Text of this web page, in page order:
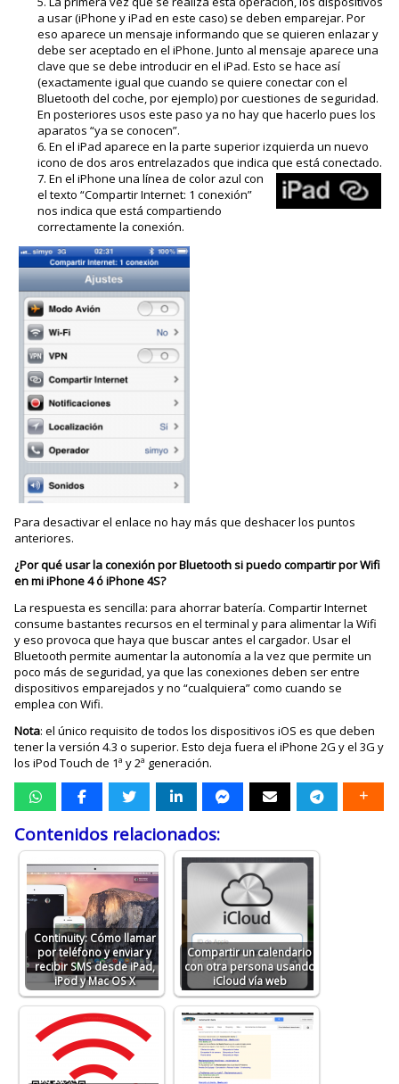
a usar (iPhone y iPad en este caso) se deben emparejar. Por
eso aparece un mensaje informando que se quieren enlazar y
debe ser aceptado en el iPhone. Junto al mensaje aparece una
clave que se debe introducir en el iPad. Esto se hace así
(exactamente igual que cuando se quiere conectar con el
Bluetooth del coche, por ejemplo) por cuestiones de seguridad.
En posteriores usos este paso ya no hay que hacerlo pues los
aparatos “ya se conocen”.
En el iPad aparece en la parte superior izquierda un nuevo
icono de dos aros entrelazados que indica que está conectado.
En el iPhone una línea de color azul con
el texto “Compartir Internet: 1 conexión”
nos indica que está compartiendo
correctamente la conexión.
Para desactivar el enlace no hay más que deshacer los puntos
anteriores.
¿Por qué usar la conexión por Bluetooth si puedo compartir por Wifi
en mi iPhone 4 ó iPhone 4S?
La respuesta es sencilla: para ahorrar batería. Compartir Internet
consume bastantes recursos en el terminal y para alimentar la Wifi
y eso provoca que haya que buscar antes el cargador. Usar el
Bluetooth permite aumentar la autonomía a la vez que permite un
poco más de seguridad, ya que las conexiones deben ser entre
dispositivos emparejados y no “cualquiera” como cuando se
emplea con Wifi.
Nota: el único requisito de todos los dispositivos iOS es que deben
tener la versión 4.3 o superior. Esto deja fuera el iPhone 2G y el 3G y
los iPod Touch de 1ª y 2ª generación.
Contenidos relacionados:
Continuity: Cómo llamar
por teléfono y enviar y
recibir SMS desde iPad,
iPod y Mac OS X
Compartir un calendario
con otra persona usando
iCloud vía web